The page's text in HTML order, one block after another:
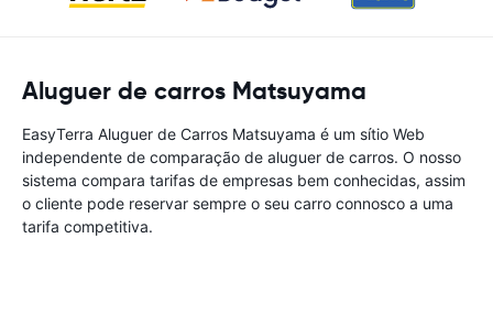
Aluguer de carros Matsuyama
EasyTerra Aluguer de Carros Matsuyama é um sítio Web
independente de comparação de aluguer de carros. O nosso
sistema compara tarifas de empresas bem conhecidas, assim
o cliente pode reservar sempre o seu carro connosco a uma
tarifa competitiva.